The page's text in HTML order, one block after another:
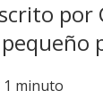
minuto